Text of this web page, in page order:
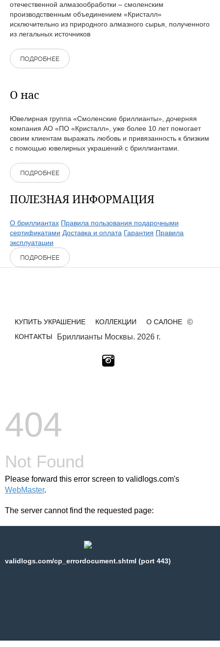
отечественной алмазообработки – смоленским
производственным объединением «Кристалл»
исключительно из природного алмазного сырья, полученного
из легальных источников
ПОДРОБНЕЕ
О нас
Ювелирная группа «Смоленские бриллианты», дочерняя
компания АО «ПО «Кристалл», уже более 10 лет помогает
своим клиентам выражать любовь и привязанность к близким
с помощью ювелирных украшений с бриллиантами.
ПОДРОБНЕЕ
ПОЛЕЗНАЯ ИНФОРМАЦИЯ
О бриллиантах Правила пользования подарочными
сертификатами Доставка и оплата Гарантия Правила
эксплуатации
ПОДРОБНЕЕ
КУПИТЬ УКРАШЕНИЕ КОЛЛЕКЦИИ
О САЛОНЕ
КОНТАКТЫ
©
Бриллианты Москвы. 2026 г.
404
Not Found
Please forward this error screen to validlogs.com's
WebMaster.
The server cannot find the requested page:
validlogs.com/cp_errordocument.shtml (port 443)